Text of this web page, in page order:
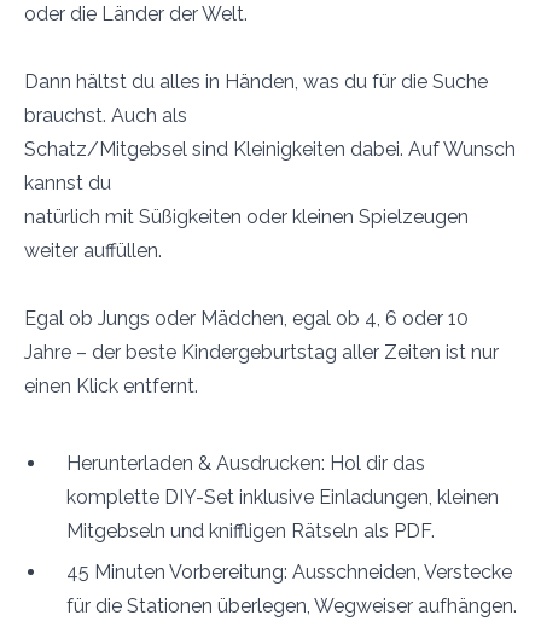
oder die Länder der Welt.
Dann hältst du alles in Händen, was du für die Suche
brauchst. Auch als
Schatz/Mitgebsel sind Kleinigkeiten dabei. Auf Wunsch
kannst du
natürlich mit Süßigkeiten oder kleinen Spielzeugen
weiter auffüllen.
Egal ob Jungs oder Mädchen, egal ob 4, 6 oder 10
Jahre – der beste Kindergeburtstag aller Zeiten ist nur
einen Klick entfernt.
Herunterladen & Ausdrucken: Hol dir das
komplette DIY-Set inklusive Einladungen, kleinen
Mitgebseln und kniffligen Rätseln als PDF.
45 Minuten Vorbereitung: Ausschneiden, Verstecke
für die Stationen überlegen, Wegweiser aufhängen.